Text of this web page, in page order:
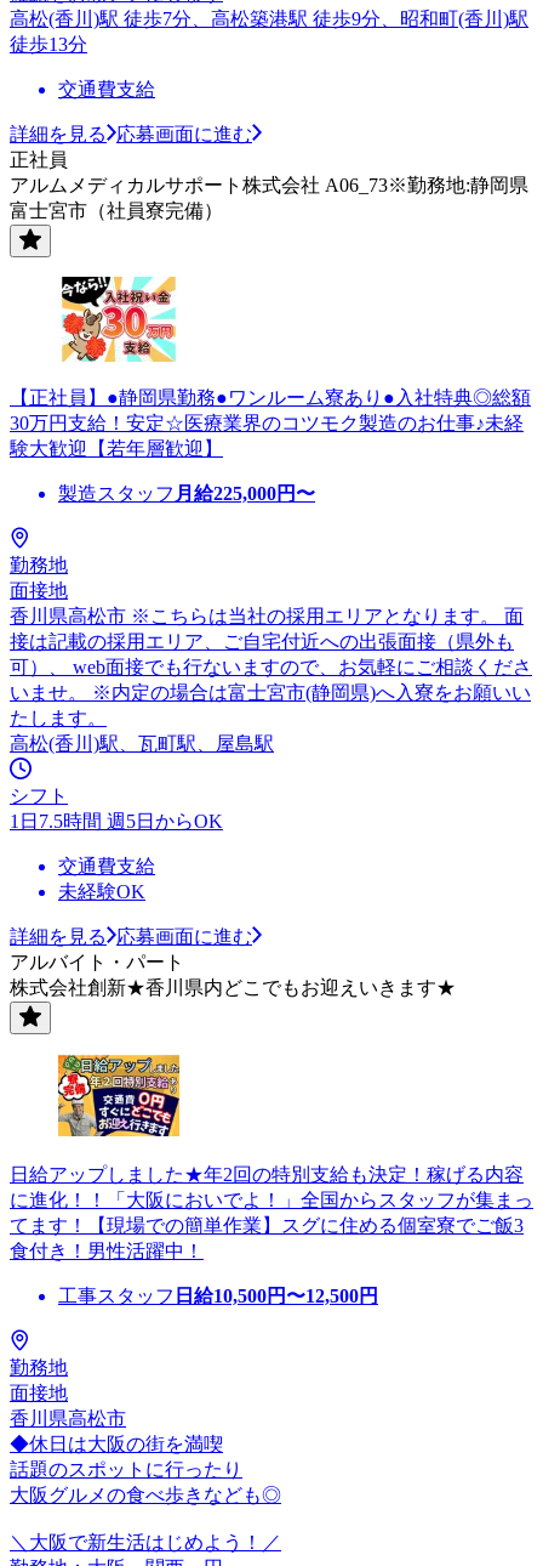
高松(香川)駅 徒歩7分、高松築港駅 徒歩9分、昭和町(香川)駅
徒歩13分
交通費支給
詳細を見る
応募画面に進む
正社員
アルムメディカルサポート株式会社 A06_73※勤務地:静岡県
富士宮市（社員寮完備）
【正社員】●静岡県勤務●ワンルーム寮あり●入社特典◎総額
30万円支給！安定☆医療業界のコツモク製造のお仕事♪未経
験大歓迎【若年層歓迎】
製造スタッフ 月給225,000円〜
勤務地
面接地
香川県高松市 ※こちらは当社の採用エリアとなります。 面
接は記載の採用エリア、ご自宅付近への出張面接（県外も
可）、 web面接でも行ないますので、お気軽にご相談くださ
いませ。 ※内定の場合は富士宮市(静岡県)へ入寮をお願いい
たします。
高松(香川)駅、瓦町駅、屋島駅
シフト
1日7.5時間 週5日からOK
交通費支給
未経験OK
詳細を見る
応募画面に進む
アルバイト・パート
株式会社創新★香川県内どこでもお迎えいきます★
日給アップしました★年2回の特別支給も決定！稼げる内容
に進化！！「大阪においでよ！」全国からスタッフが集まっ
てます！【現場での簡単作業】スグに住める個室寮でご飯3
食付き！男性活躍中！
工事スタッフ 日給10,500円〜12,500円
勤務地
面接地
香川県高松市
◆休日は大阪の街を満喫
話題のスポットに行ったり
大阪グルメの食べ歩きなども◎
＼大阪で新生活はじめよう！／